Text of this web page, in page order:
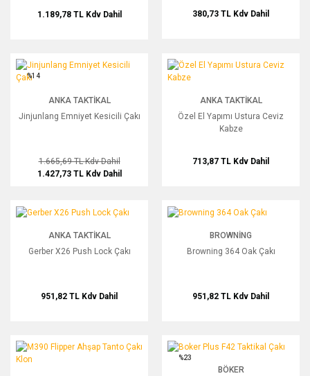
1.189,78 TL Kdv Dahil 380,73 TL Kdv Dahil
Jinjunlang Emniyet Kesicili Çakı
%14
ANKA TAKTIKAL
Jinjunlang Emniyet Kesicili Çakı
1.665,69 TLKdv Dahil
1.427,73 TL Kdv Dahil
Özel El Yapımı Ustura Ceviz Kabze
ANKA TAKTIKAL
Özel El Yapımı Ustura Ceviz
Kabze
713,87 TL Kdv Dahil
Gerber X26 Push Lock Çakı
ANKA TAKTIKAL
Gerber X26 Push Lock Çakı
951,82 TL Kdv Dahil
Browning 364 Oak Çakı
BROWNING
Browning 364 Oak Çakı
951,82 TL Kdv Dahil
M390 Flipper Ahşap Tanto Çakı Klon Boker Plus F42 Taktikal Çakı
%23
BÖKER